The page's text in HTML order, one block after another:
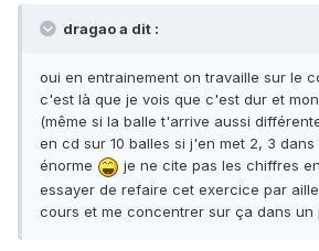
dragao a dit :
oui en entrainement on travaille sur le
c'est là que je vois que c'est dur et
(même si la balle t'arrive aussi
en cd sur 10 balles si j'en met 2, 3
énorme
je ne cite pas les chiffres
essayer de refaire cet exercice par
cours et me concentrer sur ça dans un